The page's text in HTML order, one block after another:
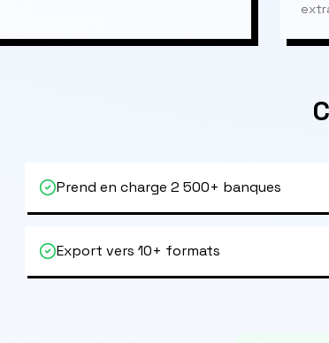
Prend en charge 2 500+ banques
Export vers 10+ formats